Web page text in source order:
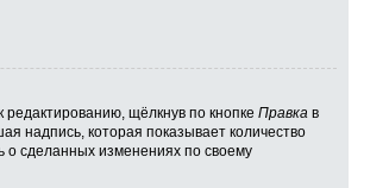
щёлкнув по кнопке Правкав
надпись, которая показывает количество
о сделанных изменениях по своему